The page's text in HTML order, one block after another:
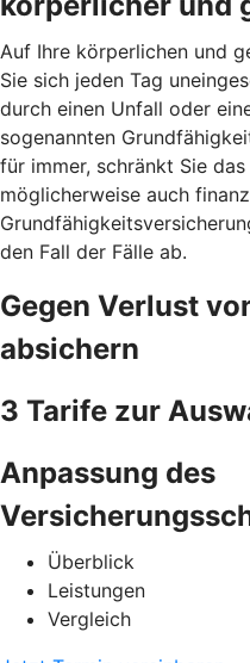
Auf Ihre körperlichen und
Sie sich jeden Tag
durch einen Unfall oder
sogenannten
für immer, schränkt Sie
möglicherweise auch
den Fall der Fälle ab.
Gegen Verlust
absichern
3 Tarife zur
Anpassung des
Überblick
Leistungen
Vergleich